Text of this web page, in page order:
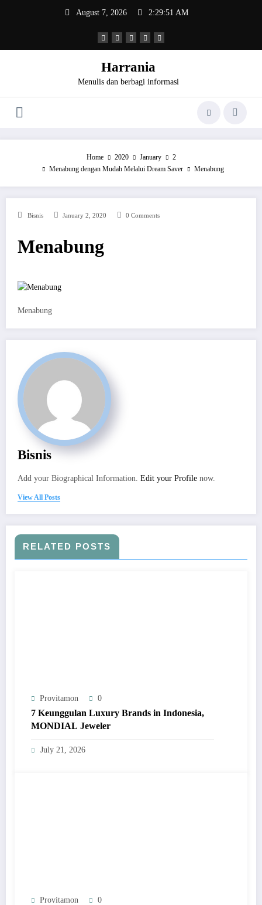
August 7, 2026 2:29:51 AM
Harrania
Menulis dan berbagi informasi
Home 2020 January
2
Menabung dengan Mudah Melalui Dream Saver
Menabung
Bisnis January 2, 2020 0 Comments
Menabung
Menabung
Bisnis
Add your Biographical Information. Edit your Profile now.
View All Posts
RELATED POSTS
Provitamon 0
7 Keunggulan Luxury Brands in Indonesia,
MONDIAL Jeweler
July 21, 2026
Provitamon 0